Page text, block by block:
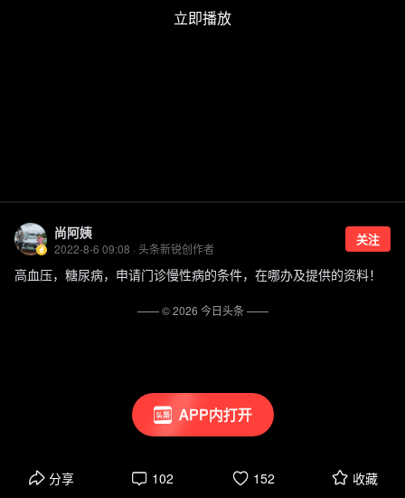
APP内打开
尚阿姨
2022-8-6 09:08 · 头条新锐创作者
关注
高血压，糖尿病，申请门诊慢性病的条件，在哪办及提供的资料！
分享 102 152 收藏
—— ©2026 今日头条——